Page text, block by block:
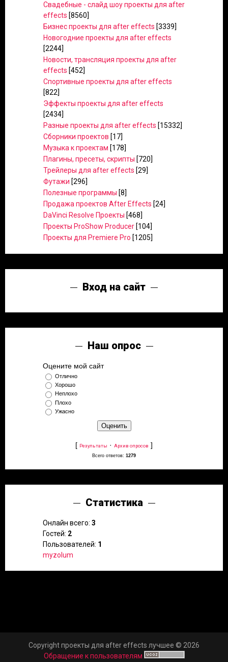
Свадебные - слайд шоу проекты для after
effects [8560]
Бизнес проекты для after effects [3339]
Новогодние проекты для after effects
[2244]
Новости, трансляция проекты для after
effects [452]
Спортивные проекты для after effects
[822]
Эффекты проекты для after effects
[2434]
Разные проекты для after effects [15332]
Сборники проектов [17]
Музыка к проектам [178]
Плагины, пресеты, скрипты [720]
Трейлеры для after effects [29]
Футажи [296]
Полезные программы [8]
Продажа проектов After Effects [24]
DaVinci Resolve Проекты [468]
Проекты ProShow Producer [104]
Проекты для Premiere Pro [1205]
Вход на сайт
Наш опрос
Оцените мой сайт
Отлично
Хорошо
Неплохо
Плохо
Ужасно
[ Результаты · Архив опросов ]
Всего ответов: 1279
Статистика
Онлайн всего: 3
Гостей: 2
Пользователей: 1
myzolum
Copyright проекты для after effects лучшее © 2026
Обращение к пользователям